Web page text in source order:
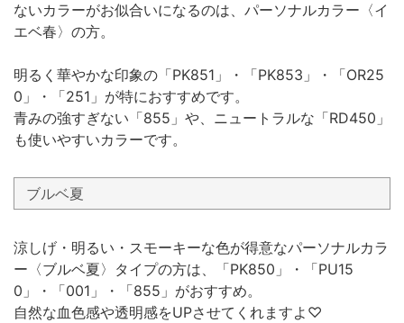
ないカラーがお似合いになるのは、パーソナルカラー〈イ
エベ春〉の方。
明るく華やかな印象の「PK851」・「PK853」・「OR25
0」・「251」が特におすすめです。
青みの強すぎない「855」や、ニュートラルな「RD450」
も使いやすいカラーです。
ブルベ夏
涼しげ・明るい・スモーキーな色が得意なパーソナルカラ
ー〈ブルベ夏〉タイプの方は、「PK850」・「PU15
0」・「001」・「855」がおすすめ。
自然な血色感や透明感をUPさせてくれますよ♡